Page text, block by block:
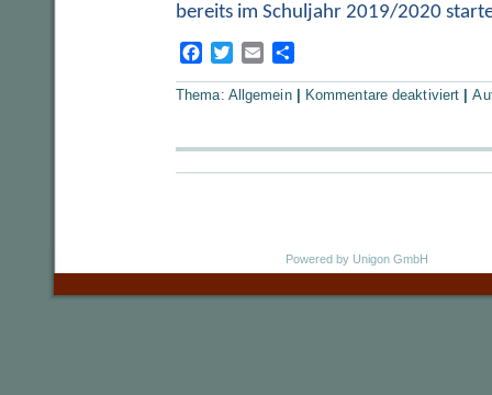
bereits im Schuljahr 2019/2020
Facebook
TwitterEmail
Thema: Allgemein Kommentare deaktiviertfür|
Powered by Unigon GmbH